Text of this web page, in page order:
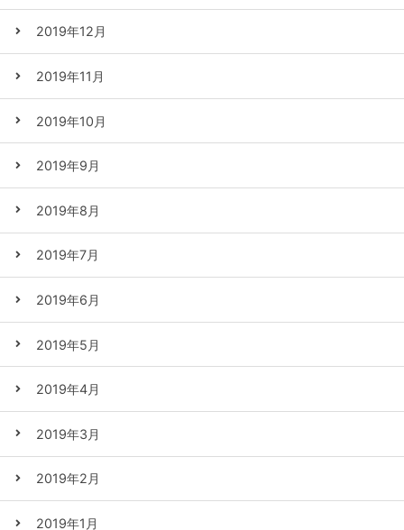
2019年12月
2019年11月
2019年10月
2019年9月
2019年8月
2019年7月
2019年6月
2019年5月
2019年4月
2019年3月
2019年2月
2019年1月